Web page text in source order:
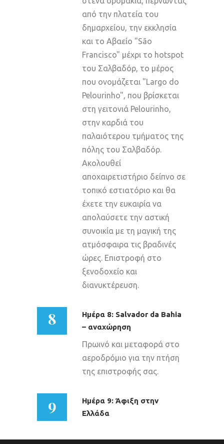
από την πλατεία του
δημαρχείου, την εκκλησία
και το Αβαείο "São
Francisco" μέχρι το hotspot
του Σαλβαδόρ, το μέρος
που ονομάζεται "Largo do
Pelourinho", που βρίσκεται
στη γειτονιά Pelourinho,
στην καρδιά του
παλαιότερου τμήματος της
πόλης του Σαλβαδόρ.
Ακολουθεί
αποχαιρετιστήριο δείπνο σε
τοπικό εστιατόριο και θα
έχετε την ευκαιρία να
απολαύσετε την αστική
συνοικία με τη μαγική της
ατμόσφαιρα τις βραδινές
ώρες. Επιστροφή στο
ξενοδοχείο και
διανυκτέρευση.
8
Ημέρα 8: Salvador da Bahia
– αναχώρηση
Πρωινό και μεταφορά στο
αεροδρόμιο για την πτήση
της επιστροφής σας.
9
Ημέρα 9: Άφιξη στην
Ελλάδα